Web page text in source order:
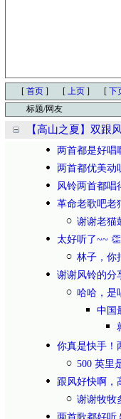
[ 首页 ] [ 上页 ] [ 下
标题/网友
【高山之夏】双跟
两首都是好唱
两首都优美动
风铃两首都唱
革命老歌吧老
谢谢老猫
太好听了~~
林子，你
谢谢风铃的分
哈哈，是
中国
你真是快手！
500 英里
跟风好快啊，
谢谢牧牧